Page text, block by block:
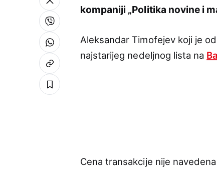
kompaniji „Politika novine i
Aleksandar Timofejev koji je
najstarijeg nedeljnog lista na
Cena transakcije nije